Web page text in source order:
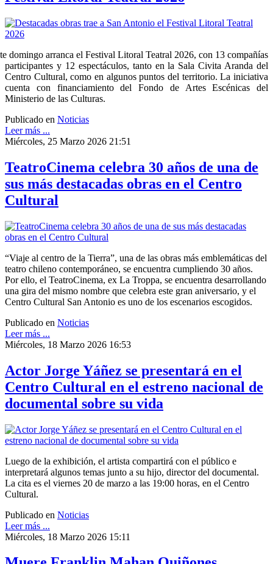
domingo arranca el Festival Litoral Teatral 2026, con 13 compañías
participantes y 12 espectáculos, tanto en la Sala Civita Aranda del
Centro Cultural, como en algunos puntos del territorio. La iniciativa
cuenta con financiamiento del Fondo de Artes Escénicas del
Ministerio de las Culturas.
Publicado en Noticias
Leer más ...
Miércoles, 25 Marzo 2026 21:51
TeatroCinema celebra 30 años de una de
sus más destacadas obras en el Centro
Cultural
“Viaje al centro de la Tierra”, una de las obras más emblemáticas del
teatro chileno contemporáneo, se encuentra cumpliendo 30 años.
Por ello, el TeatroCinema, ex La Troppa, se encuentra desarrollando
una gira del mismo nombre que celebra este gran aniversario, y el
Centro Cultural San Antonio es uno de los escenarios escogidos.
Publicado en Noticias
Leer más ...
Miércoles, 18 Marzo 2026 16:53
Actor Jorge Yáñez se presentará en el
Centro Cultural en el estreno nacional de
documental sobre su vida
Luego de la exhibición, el artista compartirá con el público e
interpretará algunos temas junto a su hijo, director del documental.
La cita es el viernes 20 de marzo a las 19:00 horas, en el Centro
Cultural.
Publicado en Noticias
Leer más ...
Miércoles, 18 Marzo 2026 15:11